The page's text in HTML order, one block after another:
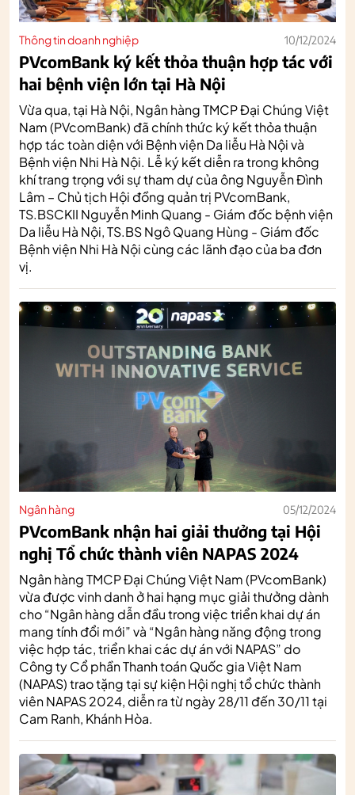
Thông tin doanh nghiệp 10/12/2024
PVcomBank ký kết thỏa thuận hợp tác với
hai bệnh viện lớn tại Hà Nội
Vừa qua, tại Hà Nội, Ngân hàng TMCP Đại Chúng Việt
Nam (PVcomBank) đã chính thức ký kết thỏa thuận
hợp tác toàn diện với Bệnh viện Da liễu Hà Nội và
Bệnh viện Nhi Hà Nội. Lễ ký kết diễn ra trong không
khí trang trọng với sự tham dự của ông Nguyễn Đình
Lâm – Chủ tịch Hội đồng quản trị PVcomBank,
TS.BSCKII Nguyễn Minh Quang - Giám đốc bệnh viện
Da liễu Hà Nội, TS.BS Ngô Quang Hùng - Giám đốc
Bệnh viện Nhi Hà Nội cùng các lãnh đạo của ba đơn
vị.
Ngân hàng 05/12/2024
PVcomBank nhận hai giải thưởng tại Hội
nghị Tổ chức thành viên NAPAS 2024
Ngân hàng TMCP Đại Chúng Việt Nam (PVcomBank)
vừa được vinh danh ở hai hạng mục giải thưởng dành
cho “Ngân hàng dẫn đầu trong việc triển khai dự án
mang tính đổi mới” và “Ngân hàng năng động trong
việc hợp tác, triển khai các dự án với NAPAS” do
Công ty Cổ phần Thanh toán Quốc gia Việt Nam
(NAPAS) trao tặng tại sự kiện Hội nghị tổ chức thành
viên NAPAS 2024, diễn ra từ ngày 28/11 đến 30/11 tại
Cam Ranh, Khánh Hòa.